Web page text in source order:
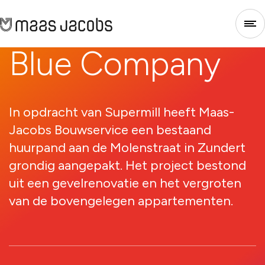
Sluiten
Blue Company
In opdracht van Supermill heeft Maas-
Jacobs Bouwservice een bestaand
huurpand aan de Molenstraat in Zundert
grondig aangepakt. Het project bestond
uit een gevelrenovatie en het vergroten
van de bovengelegen appartementen.